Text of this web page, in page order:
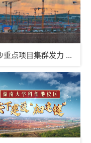
重点项目集群发力 ...